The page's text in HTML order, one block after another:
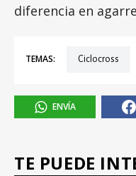
diferencia en
TEMAS: ciclocross
ENVÍA
TE PUEDE